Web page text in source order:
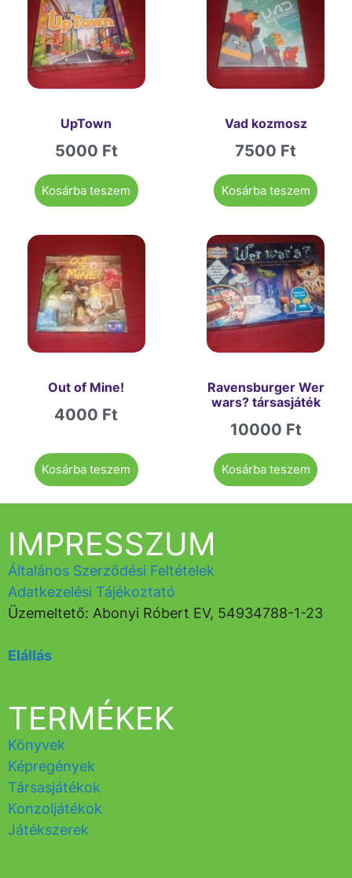
UpTown
5000 Ft
Kosárba teszem
Vad kozmosz
7500 Ft
Kosárba teszem
Out of Mine!
4000 Ft
Kosárba teszem
Ravensburger Wer
wars? társasjáték
10000 Ft
Kosárba teszem
TERMÉKEK
Könyvek
Képregények
Társasjátékok
Konzoljátékok
Játékszerek
IMPRESSZUM
Általános Szerződési Feltételek
Adatkezelési Tájékoztató
Üzemeltető: Abonyi Róbert EV, 54934788-1-23
Elállás